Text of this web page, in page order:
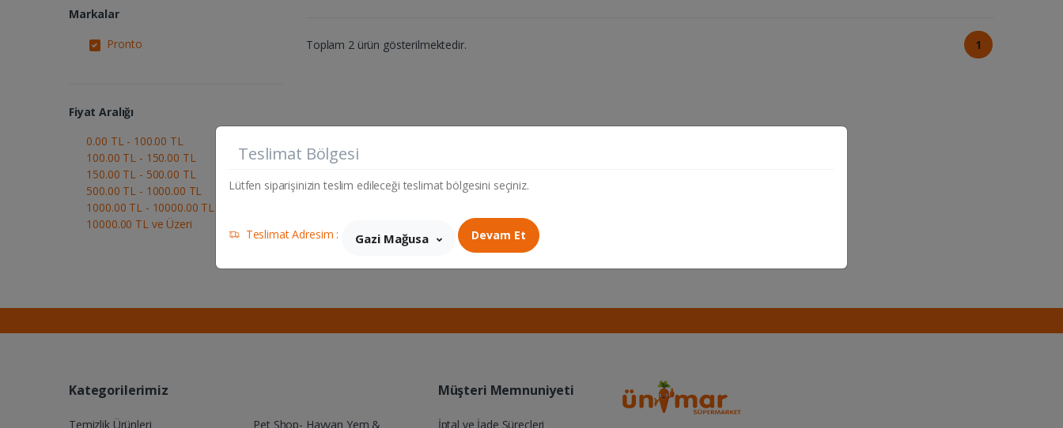
Markalar
Pronto
Fiyat Aralığı
0.00 TL - 100.00 TL
100.00 TL - 150.00 TL
150.00 TL - 500.00 TL
500.00 TL - 1000.00 TL
1000.00 TL - 10000.00 TL
10000.00 TL ve Üzeri
Toplam 2 ürün gösterilmektedir. 1
Kategorilerimiz
Temizlik Ürünleri Pet Shop- Hayvan Yem &
Müşteri Memnuniyeti
İptal ve İade Süreçleri
Teslimat Bölgesi
Lütfen siparişinizin teslim edileceği teslimat bölgesini seçiniz.
Teslimat Adresim : Gazi Mağusa Devam Et